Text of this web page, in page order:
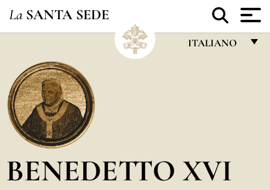
La SANTA SEDE
ITALIANO
ESPAÑOL
DEUTSCH
BENEDETTO XVI